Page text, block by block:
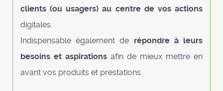
clients (ou usagers) au centre de vos actions
digitales.
Indispensable également de répondre à leurs
besoins et aspirations afin de mieux mettre en
avant vos produits et prestations.